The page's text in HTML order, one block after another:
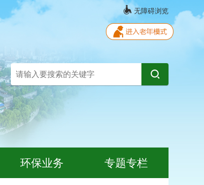
无障碍浏览
环保业务 专题专栏